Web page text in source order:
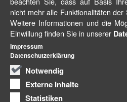
nicht mehr alle Funktionalitäten
Weitere Informationen und die
Einwillung finden Sie in unserer
Notwendig
Externe Inhalte
Statistiken
Impressum
Datenschutzerklärung